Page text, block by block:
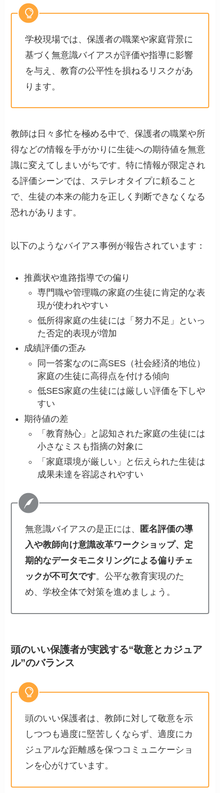
学校現場では、保護者の職業や家庭背景に
基づく無意識バイアスが評価や指導に影響
を与え、教育の公平性を損ねるリスクがあ
ります。
教師は日々多忙を極める中で、保護者の職業や所
得などの情報を手がかりに生徒への期待値を無意
識に変えてしまいがちです。特に情報が限定され
る評価シーンでは、ステレオタイプに頼ること
で、生徒の本来の能力を正しく判断できなくなる
恐れがあります。
以下のようなバイアス事例が報告されています：
推薦状や進路指導での偏り
専門職や管理職の家庭の生徒に肯定的な表
現が使われやすい
低所得家庭の生徒には「努力不足」といっ
た否定的表現が増加
成績評価の歪み
同一答案なのに高SES（社会経済的地位）
家庭の生徒に高得点を付ける傾向
低SES家庭の生徒には厳しい評価を下しや
すい
期待値の差
「教育熱心」と認知された家庭の生徒には
小さなミスも指摘の対象に
「家庭環境が厳しい」と伝えられた生徒は
成果未達を容認されやすい
無意識バイアスの是正には、
匿名評価の導
入や教師向け意識改革ワークショップ、定
期的なデータモニタリングによる偏りチェ
ックが不可欠です。公平な教育実現のた
め、学校全体で対策を進めましょう。
頭のいい保護者が実践する“敬意とカジュア
ル”のバランス
頭のいい保護者は、教師に対して敬意を示
しつつも過度に堅苦しくならず、適度にカ
ジュアルな距離感を保つコミュニケーショ
ンを心がけています。